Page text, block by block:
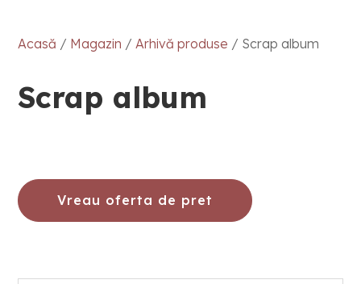
Acasă / Magazin /Arhivă produse / Scrap album
Scrap album
Vreau oferta de pret